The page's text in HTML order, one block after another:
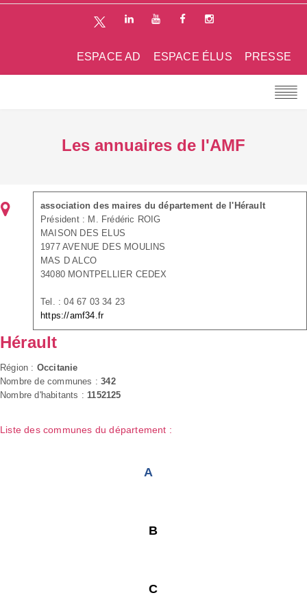
PRESSE
ESPACE ÉLUS
ESPACE AD
Les annuaires de l'AMF
association des maires du département de l'Hérault
Président : M. Frédéric ROIG
MAISON DES ELUS
1977 AVENUE DES MOULINS
MAS D ALCO
34080 MONTPELLIER CEDEX
Tel. : 04 67 03 34 23
https://amf34.fr
Hérault
Région : Occitanie
Nombre de communes :342
Nombre d'habitants : 1152125
Liste des communes du département :
A
B
C